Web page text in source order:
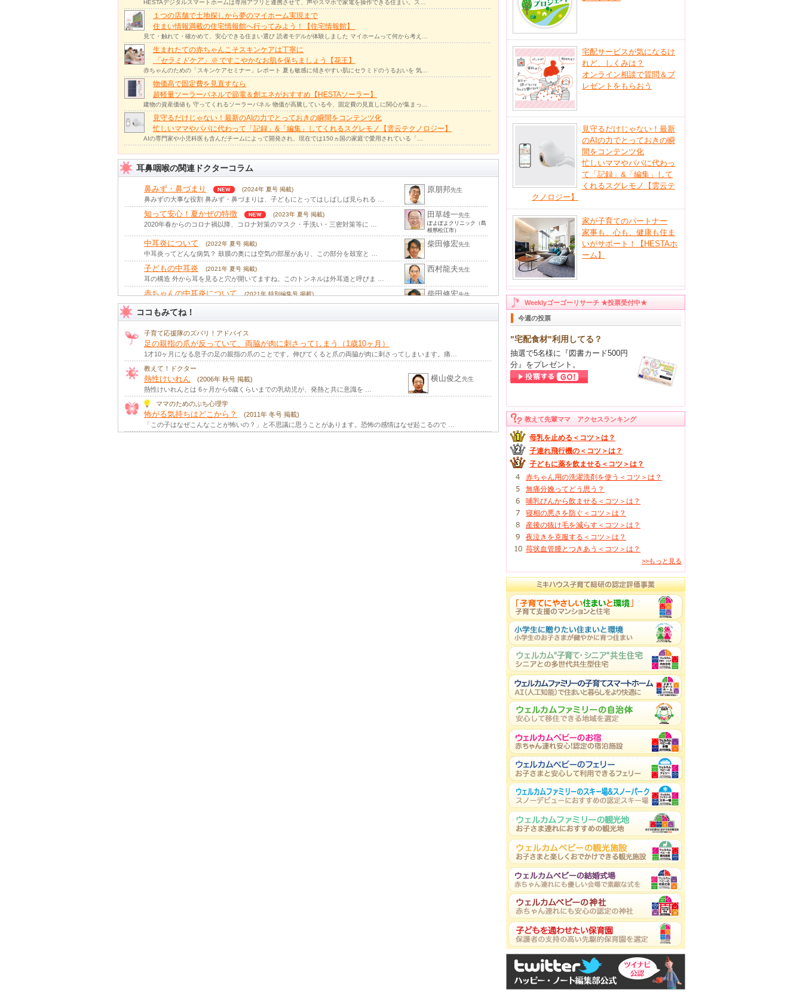
HESTAデジタルスマートホームは専用アプリと連携させて、声やスマホで家電を操作できる住まい。ス…
１つの店舗で土地探しから夢のマイホーム実現まで
住まい情報満載の住宅情報館へ行ってみよう！【住宅情報館】
見て・触れて・確かめて、安心できる住まい選び 読者モデルが体験しました マイホームって何から考え…
生まれたての赤ちゃんこそスキンケアは丁寧に
「セラミドケア」 ※ですこやかなお肌を保ちましょう【花王】
赤ちゃんのための「スキンケアセミナー」レポート 夏も敏感に傾きやすい肌にセラミドのうるおいを 気…
物価高で固定費を見直すなら
超軽量ソーラーパネルで節電＆創エネがおすすめ【HESTAソーラー】
建物の資産価値も 守ってくれるソーラーパネル 物価が高騰している今、固定費の見直しに関心が集まっ…
見守るだけじゃない！最新のAIの力でとっておきの瞬間をコンテンツ化
忙しいママやパパに代わって「記録」&「編集」してくれるスグレモノ【雲云テクノロジー】
AIの専門家や小児科医も含んだチームによって開発され、現在では150ヵ国の家庭で愛用されている「…
耳鼻咽喉の関連ドクターコラム
原朋邦先生
鼻みず・鼻づまり (2024年 夏号 掲載)
鼻みずの大事な役割 鼻みず・鼻づまりは、子どもにとってはしばしば見られる …
田草雄一先生
ぽよぽよクリニック（島
根県松江市）
知って安心！夏かぜの特徴 (2023年 夏号 掲載)
2020年春からのコロナ禍以降、コロナ対策のマスク・手洗い・三密対策等に …
柴田修宏先生
中耳炎について (2022年 夏号 掲載)
中耳炎ってどんな病気？ 鼓膜の奥には空気の部屋があり、この部分を鼓室と …
西村龍夫先生
子どもの中耳炎 (2021年 夏号 掲載)
耳の構造 外から耳を見ると穴が開いてますね。このトンネルは外耳道と呼びま …
柴田修宏先生
赤ちゃんの中耳炎について (2021年 特別編集号 掲載)
中耳炎ってどんな病気？ 鼓膜の奥には空気の部屋があり、この部分を鼓室 …
笠井創（はじ
急性中耳炎と滲出性中耳炎
治りにくい乳幼児の中耳炎が増えています 中耳炎には急性中耳炎と滲出性中 …
中耳炎について (2015年 秋号 掲載)
中耳炎ってどんな病気？ 鼓膜の奥には空気の部屋があり、この部分を鼓室と …
中耳炎について
中耳炎ってどんな病気？ 鼓膜の奥には空気の部屋があり、この部分を鼓室と …
砂山恵子先生
知っておこう！子どもの「花粉症」 (2012年 春号 掲載)
春になるとピークを迎えるのが花粉症。鼻水が止まらない、目がかゆいなど …
中耳炎ってどんな病気？ (2008年 春号 掲載)
鼻・のどの炎症が耳管を介して鼓室内（中耳）に及んだ状態を中耳炎といいます …
ココもみてね！
子育て応援隊のズバリ！アドバイス
足の親指の爪が反っていて、両脇が肉に刺さってしまう（1歳10ヶ月）
1才10ヶ月になる息子の足の親指の爪のことです。伸びてくると爪の両脇が肉に刺さってしまいます。痛…
教えて！ドクター
熱性けいれん
(2006年 秋号 掲載)
熱性けいれんとは 6ヶ月から6歳くらいまでの乳幼児が、発熱と共に意識を …
横山俊之先生
ママのためのぷち心理学
怖がる気持ちはどこから？
(2011年 冬号 掲載)
「この子はなぜこんなことが怖いの？」と不思議に思うことがあります。恐怖の感情はなぜ起こるので …
宅配サービスが気になるけ
れど、しくみは？
オンライン相談で質問＆プ
レゼントをもらおう
見守るだけじゃない！最新
のAIの力でとっておきの瞬
間をコンテンツ化
忙しいママやパパに代わっ
て「記録」&「編集」して
くれるスグレモノ【雲云テ
クノロジー】
家が子育てのパートナー
家事も、心も、健康も住ま
いがサポート！【HESTAホ
ーム】
Weeklyゴーゴーリサーチ ★投票受付中★
今週の投票
"宅配食材"利用してる？
抽選で5名様に『図書カード500円
分』をプレゼント。
教えて先輩ママ アクセスランキング
母乳を止める＜コツ＞は？
子連れ飛行機の＜コツ＞は？
子どもに薬を飲ませる＜コツ＞は？
赤ちゃん用の洗濯洗剤を使う＜コツ＞は？
無痛分娩ってどう思う？
哺乳びんから飲ませる＜コツ＞は？
寝相の悪さを防ぐ＜コツ＞は？
産後の抜け毛を減らす＜コツ＞は？
夜泣きを克服する＜コツ＞は？
苺状血管腫とつきあう＜コツ＞は？
>>もっと見る